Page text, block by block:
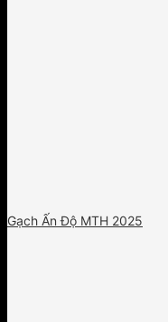
Gạch Ấn Độ MTH 2025